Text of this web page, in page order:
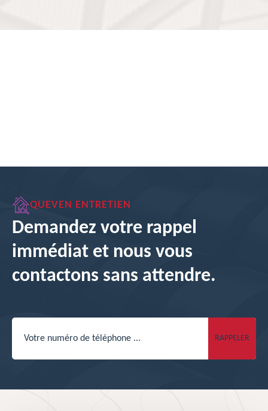
QUEVEN ENTRETIEN
Demandez votre rappel
immédiat et nous vous
contactons sans attendre.